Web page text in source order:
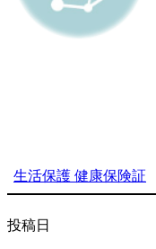
生活保護 健康保険証
投稿日